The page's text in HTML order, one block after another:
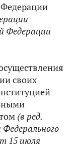
Федерации
Федерации
своих
(в ред.
15 июля